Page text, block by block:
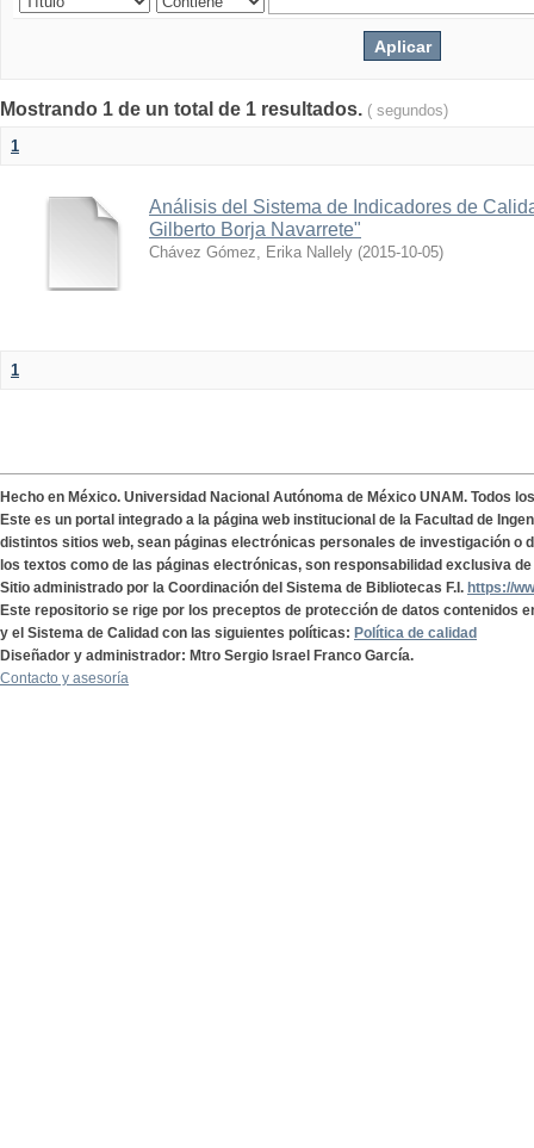
Mostrando 1 de un total de 1 resultados. ( segundos)
1
Análisis del Sistema de Indicadores de
Gilberto Borja Navarrete"
Chávez Gómez, Erika Nallely (2015-10-05)
1
Hecho en México. Universidad Nacional Autónoma de México UNAM. Todos
Este es un portal integrado a la página web institucional de la Facultad de
distintos sitios web, sean páginas electrónicas personales de investigación o
los textos como de las páginas electrónicas, son responsabilidad exclusiva
Sitio administrado por la Coordinación del Sistema de Bibliotecas F.I. https://
Este repositorio se rige por los preceptos de protección de datos contenidos
y el Sistema de Calidad con las siguientes políticas: Política de calidad
Diseñador y administrador: Mtro Sergio Israel Franco García.
Contacto y asesoría